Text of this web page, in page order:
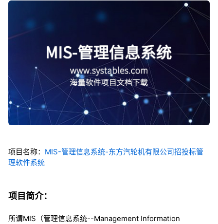
项目名称： MIS-管理信息系统-东方汽轮机有限公司招投标管
理软件系统
项目简介：
所谓MIS（管理信息系统--Management Information